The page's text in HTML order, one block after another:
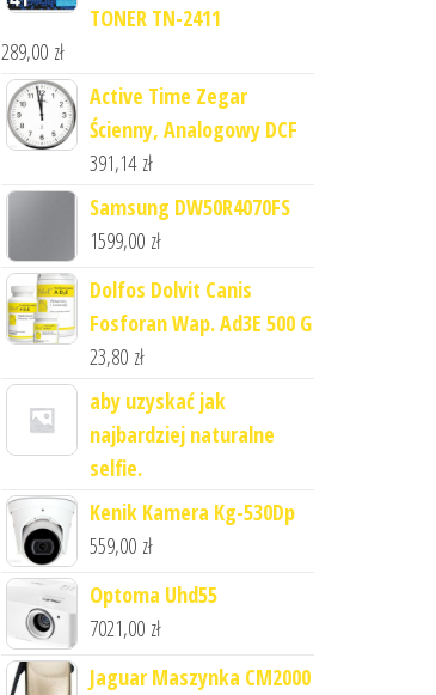
TONER TN-2411
289,00 zł
Active Time Zegar
Ścienny, Analogowy DCF
391,14 zł
Samsung DW50R4070FS
1599,00 zł
Dolfos Dolvit Canis
Fosforan Wap. Ad3E 500 G
23,80 zł
aby uzyskać jak
najbardziej naturalne
selfie.
Kenik Kamera Kg-530Dp
559,00 zł
Optoma Uhd55
7021,00 zł
Jaguar Maszynka CM2000